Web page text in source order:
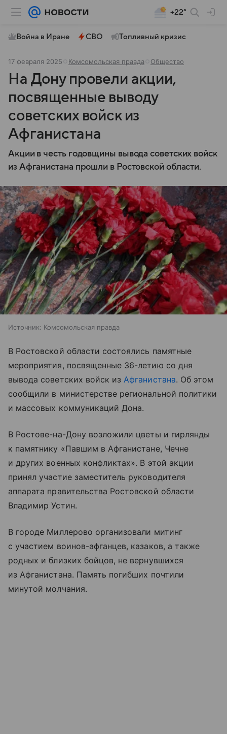
+22°
Война в Иране СВО Топливный кризис
17 февраля 2025 Комсомольская правда Общество
На Дону провели акции,
посвященные выводу
советских войск из
Афганистана
Акции в честь годовщины вывода советских войск
из Афганистана прошли в Ростовской области.
Источник: Комсомольская правда
В Ростовской области состоялись памятные
мероприятия, посвященные 36-летию со дня
вывода советских войск из Афганистана. Об этом
сообщили в министерстве региональной политики
и массовых коммуникаций Дона.
В Ростове-на-Дону возложили цветы и гирлянды
к памятнику «Павшим в Афганистане, Чечне
и других военных конфликтах». В этой акции
принял участие заместитель руководителя
аппарата правительства Ростовской области
Владимир Устин.
В городе Миллерово организовали митинг
с участием воинов-афганцев, казаков, а также
родных и близких бойцов, не вернувшихся
из Афганистана. Память погибших почтили
минутой молчания.